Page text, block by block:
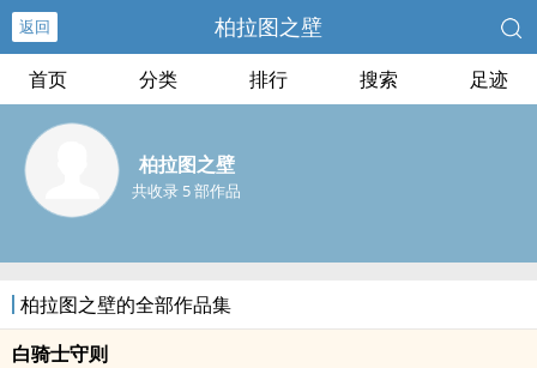
返回 柏拉图之壁
首页 分类 排行 搜索 足迹
柏拉图之壁
共收录 5 部作品
柏拉图之壁的全部作品集
白骑士守则